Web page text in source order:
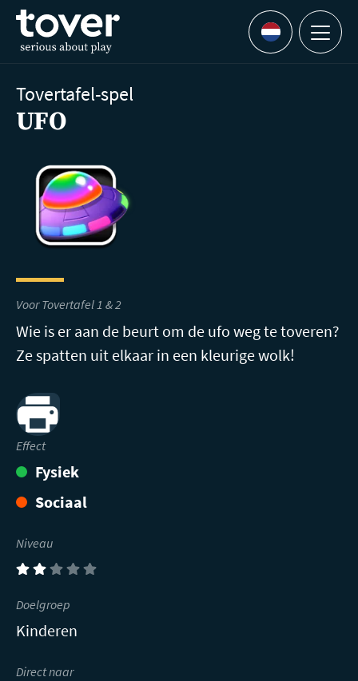
Ga naar hoofdinhoud
Languages
Menu
Tovertafel-spel
UFO
Voor Tovertafel 1 & 2
Wie is er aan de beurt om de ufo weg te toveren?
Ze spatten uit elkaar in een kleurige wolk!
Print
Effect
Fysiek
Sociaal
Niveau
(2)
Doelgroep
Kinderen
Direct naar